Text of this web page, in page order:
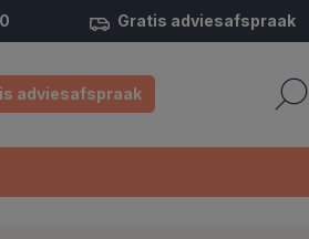
Gratis adviesafspraak
adviesafspraak